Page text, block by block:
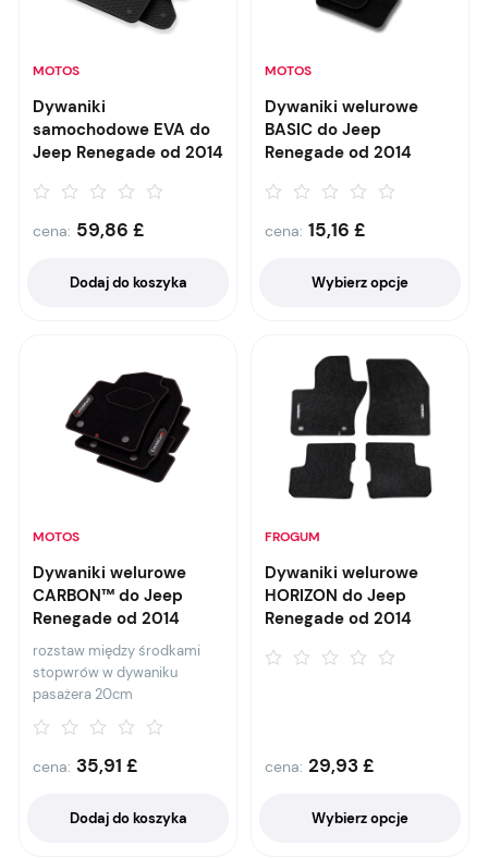
MOTOS
Dywaniki
samochodowe EVA do
Jeep Renegade od 2014
cena: 59,86 £
Dodaj do koszyka
MOTOS
Dywaniki welurowe
BASIC do Jeep
Renegade od 2014
cena: 15,16 £
Wybierz opcje
MOTOS
Dywaniki welurowe
CARBON™ do Jeep
Renegade od 2014
rozstaw między środkami
stopwrów w dywaniku
pasażera 20cm
cena: 35,91 £
Dodaj do koszyka
FROGUM
Dywaniki welurowe
HORIZON do Jeep
Renegade od 2014
cena: 29,93 £
Wybierz opcje